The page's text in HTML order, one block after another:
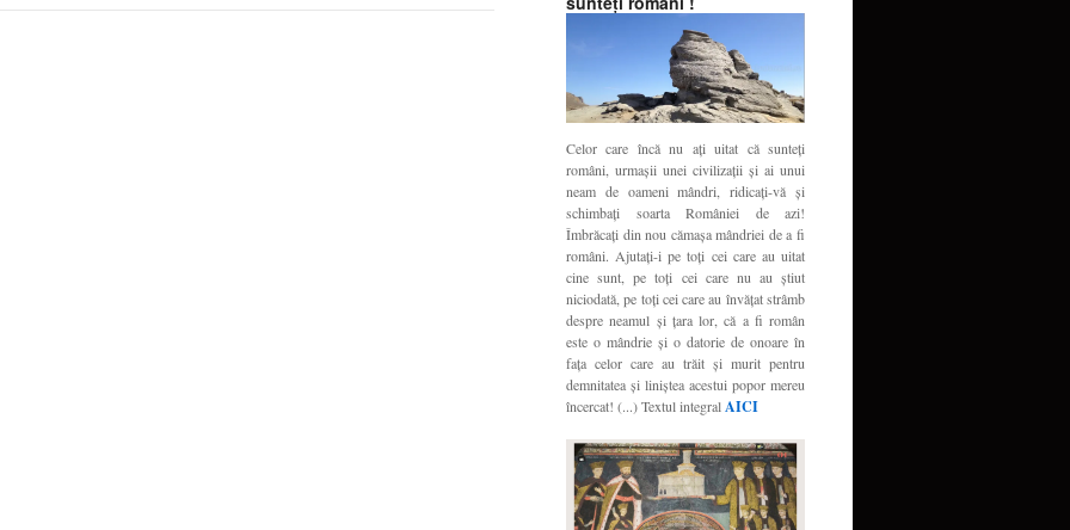
Celor care încă nu aţi uitat că sunteţi
români, urmaşii unei civilizaţii şi ai unui
neam de oameni mândri, ridicaţi-vă şi
schimbaţi soarta României de azi!
Îmbrăcaţi din nou cămaşa mândriei de a fi
români. Ajutaţi-i pe toţi cei care au uitat
cine sunt, pe toţi cei care nu au ştiut
niciodată, pe toţi cei care au învăţat strâmb
despre neamul şi ţara lor, că a fi român
este o mândrie şi o datorie de onoare în
faţa celor care au trăit şi murit pentru
demnitatea şi liniştea acestui popor mereu
încercat! (...) Textul integralAICI